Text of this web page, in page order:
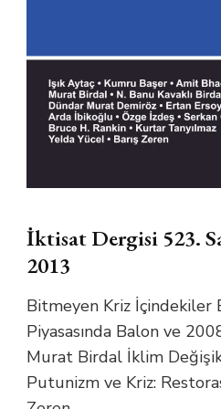
İktisat Dergisi 523.
2013
Bitmeyen Kriz İçindekiler
Piyasasında Balon ve
Murat Birdal İklim
Putunizm ve Kriz: